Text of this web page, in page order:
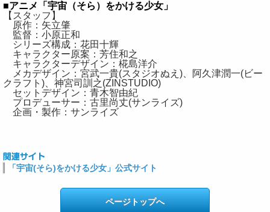
■アニメ「宇宙（そら）をかける少女」
【スタッフ】
原作：矢立肇
監督：小原正和
シリーズ構成：花田十輝
キャラクター原案：芳住和之
キャラクターデザイン：椛島洋介
メカデザイン：宮武一貴(スタジオぬえ)、阿久津潤一(ビー
クラフト)、神宮司訓之(ZINSTUDIO)
セットデザイン：青木智由紀
プロデューサー：古里尚丈(サンライズ)
企画・製作：サンライズ
「宇宙(そら)をかける少女」公式サイト
ページトップへ